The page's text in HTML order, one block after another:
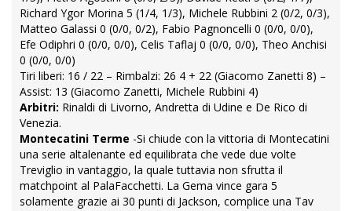
Richard Ygor Morina 5 (1/4, 1/3), Michele Rubbini 2 (0/2, 0/3),
Matteo Galassi 0 (0/0, 0/2), Fabio Pagnoncelli 0 (0/0, 0/0),
Efe Odiphri 0 (0/0, 0/0), Celis Taflaj 0 (0/0, 0/0), Theo Anchisi
0 (0/0, 0/0)
Tiri liberi: 16 / 22 – Rimbalzi: 26 4 + 22 (Giacomo Zanetti 8) –
Assist: 13 (Giacomo Zanetti, Michele Rubbini 4)
Arbitri: Rinaldi di Livorno, Andretta di Udine e De Rico di
Venezia.
Montecatini Terme -Si chiude con la vittoria di Montecatini
una serie altalenante ed equilibrata che vede due volte
Treviglio in vantaggio, la quale tuttavia non sfrutta il
matchpoint al PalaFacchetti. La Gema vince gara 5
solamente grazie ai 30 punti di Jackson, complice una Tav